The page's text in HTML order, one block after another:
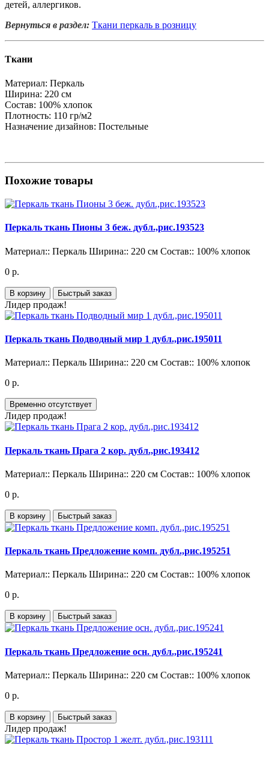
детей, аллергиков.
Вернуться в раздел: Ткани перкаль в розницу
Ткани
Материал: Перкаль
Ширина: 220 см
Состав: 100% хлопок
Плотность: 110 гр/м2
Назначение дизайнов: Постельные
Похожие товары
Перкаль ткань Пионы 3 беж. дубл.,рис.193523
Материал:: Перкаль Ширина:: 220 см Состав:: 100% хлопок
0 р.
В корзину Быстрый заказ
Лидер продаж!
Перкаль ткань Подводный мир 1 дубл.,рис.195011
Материал:: Перкаль Ширина:: 220 см Состав:: 100% хлопок
0 р.
Временно отсутствует
Лидер продаж!
Перкаль ткань Прага 2 кор. дубл.,рис.193412
Материал:: Перкаль Ширина:: 220 см Состав:: 100% хлопок
0 р.
В корзину Быстрый заказ
Перкаль ткань Предложение комп. дубл.,рис.195251
Материал:: Перкаль Ширина:: 220 см Состав:: 100% хлопок
0 р.
В корзину Быстрый заказ
Перкаль ткань Предложение осн. дубл.,рис.195241
Материал:: Перкаль Ширина:: 220 см Состав:: 100% хлопок
0 р.
В корзину Быстрый заказ
Лидер продаж!